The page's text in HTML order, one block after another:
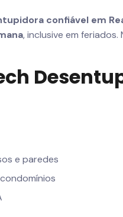
confiável em
, inclusive em
e paredes